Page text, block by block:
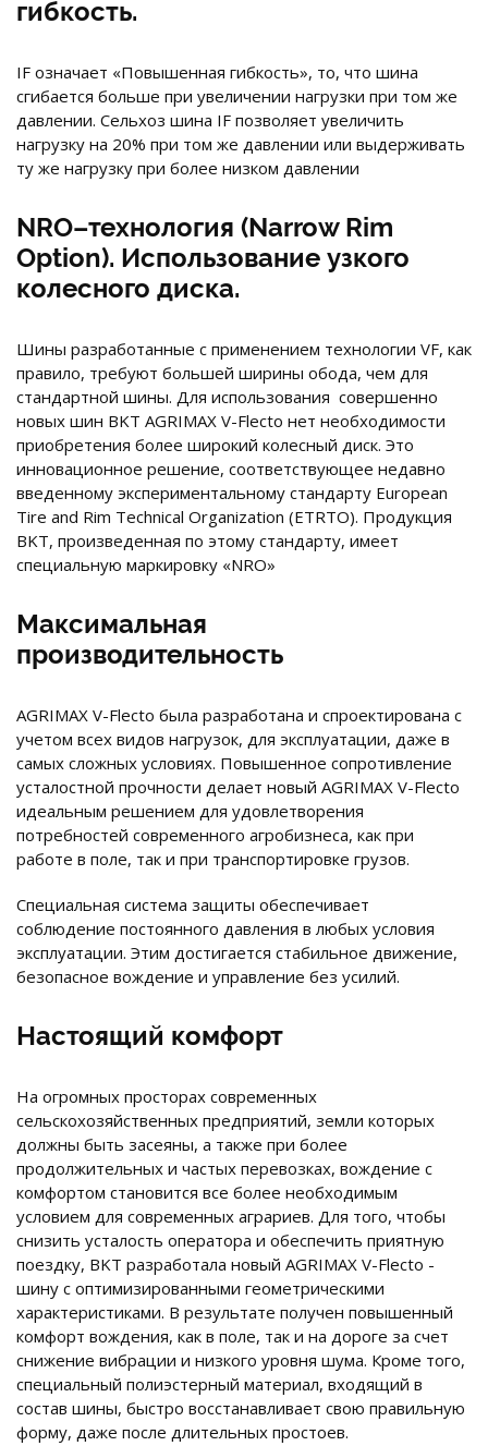
гибкость.
IF означает «Повышенная гибкость», то, что шина
сгибается больше при увеличении нагрузки при том же
давлении. Сельхоз шина IF позволяет увеличить
нагрузку на 20% при том же давлении или выдерживать
ту же нагрузку при более низком давлении
NRO–технология (Narrow Rim
Option). Использование узкого
колесного диска.
Шины разработанные с применением технологии VF, как
правило, требуют большей ширины обода, чем для
стандартной шины. Для использования совершенно
новых шин BKT AGRIMAX V-Flecto нет необходимости
приобретения более широкий колесный диск. Это
инновационное решение, соответствующее недавно
введенному экспериментальному стандарту European
Tire and Rim Technical Organization (ETRTO). Продукция
BKT, произведенная по этому стандарту, имеет
специальную маркировку «NRO»
Максимальная
производительность
AGRIMAX V-Flecto была разработана и спроектирована с
учетом всех видов нагрузок, для эксплуатации, даже в
самых сложных условиях. Повышенное сопротивление
усталостной прочности делает новый AGRIMAX V-Flecto
идеальным решением для удовлетворения
потребностей современного агробизнеса, как при
работе в поле, так и при транспортировке грузов.
Специальная система защиты обеспечивает
соблюдение постоянного давления в любых условия
эксплуатации. Этим достигается стабильное движение,
безопасное вождение и управление без усилий.
Настоящий комфорт
На огромных просторах современных
сельскохозяйственных предприятий, земли которых
должны быть засеяны, а также при более
продолжительных и частых перевозках, вождение с
комфортом становится все более необходимым
условием для современных аграриев. Для того, чтобы
снизить усталость оператора и обеспечить приятную
поездку, BKT разработала новый AGRIMAX V-Flecto -
шину с оптимизированными геометрическими
характеристиками. В результате получен повышенный
комфорт вождения, как в поле, так и на дороге за счет
снижение вибрации и низкого уровня шума. Кроме того,
специальный полиэстерный материал, входящий в
состав шины, быстро восстанавливает свою правильную
форму, даже после длительных простоев.